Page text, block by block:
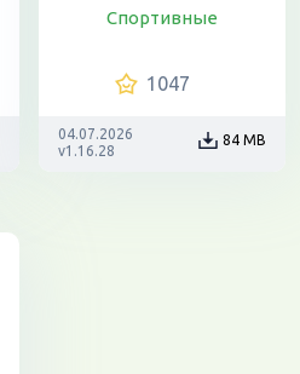
Спортивные
1047
04.07.2026
v1.16.28
84 MB